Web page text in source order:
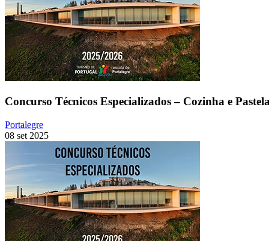
Concurso Técnicos Especializados – Cozinha e
Portalegre
08 set 2025